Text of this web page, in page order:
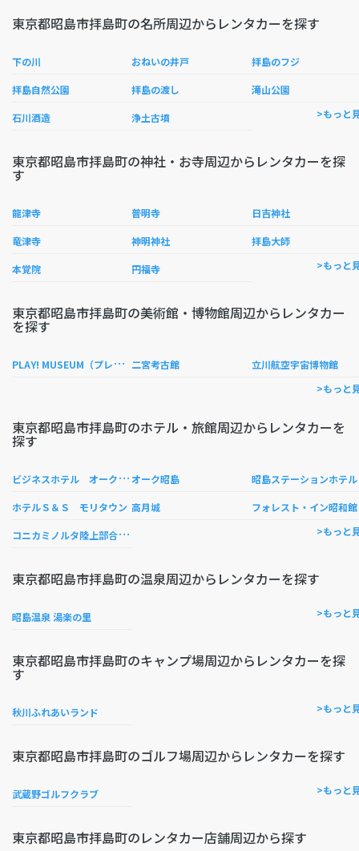
東京都昭島市拝島町の名所周辺からレンタカーを探す
下の川 おねいの井戸 拝島のフジ
拝島自然公園 拝島の渡し 滝山公園
石川酒造 浄土古墳 >もっと
東京都昭島市拝島町の神社・お寺周辺からレンタカーを探
す
龍津寺 普明寺 日吉神社
竜津寺 神明神社 拝島大師
本覚院 円福寺 >もっと
東京都昭島市拝島町の美術館・博物館周辺からレンタカー
を探す
P
LAY! MUSEUM（プレイミュージアム） 二宮考古館
立川航空宇宙博物館
>もっと
東京都昭島市拝島町のホテル・旅館周辺からレンタカーを
探す
ビ
ジネスホテル オーク昭島オーク昭島 島
ホテルＳ＆Ｓ モリタウン 高月城 フォレスト・イン昭和館
コ
ニカミノルタ陸上部合宿所 >もっと
東京都昭島市拝島町の温泉周辺からレンタカーを探す
昭島温泉 湯楽の里 >もっと
東京都昭島市拝島町のキャンプ場周辺からレンタカーを探
す
秋川ふれあいランド >もっと
東京都昭島市拝島町のゴルフ場周辺からレンタカーを探す
武蔵野ゴルフクラブ >もっと
東京都昭島市拝島町のレンタカー店舗周辺から探す